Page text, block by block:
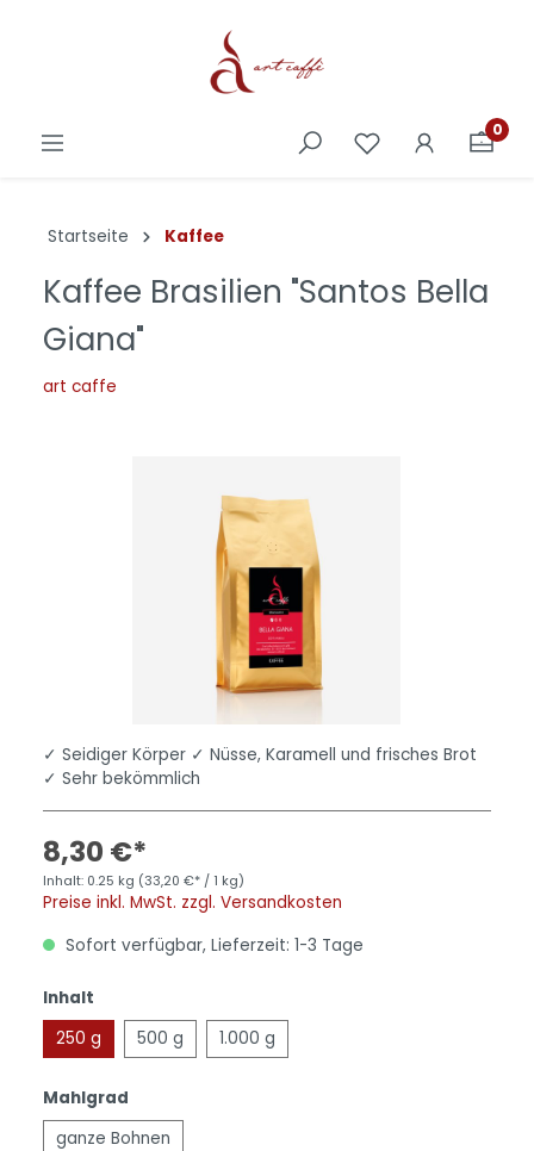
0
Startseite Kaffee
Kaffee Brasilien "Santos Bella
Giana"
art caffe
✓ Seidiger Körper ✓ Nüsse, Karamell und frisches Brot
✓ Sehr bekömmlich
8,30 €*
Inhalt: 0.25 kg (33,20 €* / 1 kg)
Preise inkl. MwSt. zzgl. Versandkosten
Sofort verfügbar, Lieferzeit: 1-3 Tage
Inhalt
250 g
500 g 1.000 g
Mahlgrad
ganze Bohnen